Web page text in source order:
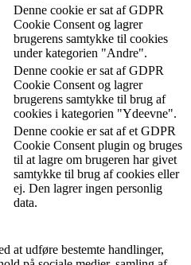
Denne cookie er sat af GDPR
Cookie Consent og lagrer
brugerens samtykke til cookies
under kategorien "Andre".
Denne cookie er sat af GDPR
Cookie Consent og lagrer
brugerens samtykke til brug af
cookies i kategorien "Ydeevne".
Denne cookie er sat af et GDPR
Cookie Consent plugin og bruges
til at lagre om brugeren har givet
samtykke til brug af cookies eller
ej. Den lagrer ingen personlig
data.
at udføre bestemte handlinger,